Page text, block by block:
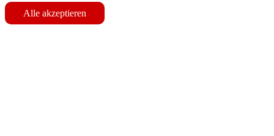
Alle akzeptieren